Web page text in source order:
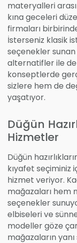
materyalleri
kına geceleri
firmaları
İsterseniz klasik
seçenekler sunan
alternatifler ile de
konseptlerde
sizlere hem de
yaşatıyor.
Düğün
Hizmetler
Düğün
kıyafet seçiminiz
hizmet veriyor.
mağazaları hem
seçenekler
elbiseleri ve
modeller göze
mağazaların